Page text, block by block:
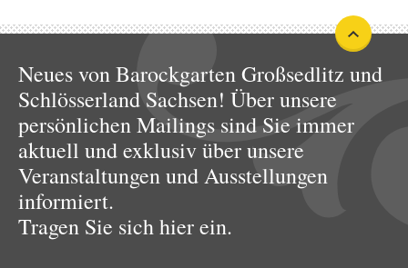
Neues von Barockgarten Großsedlitz und
Schlösserland Sachsen! Über unsere
persönlichen Mailings sind Sie immer
aktuell und exklusiv über unsere
Veranstaltungen und Ausstellungen
informiert.
Tragen Sie sich hier ein.